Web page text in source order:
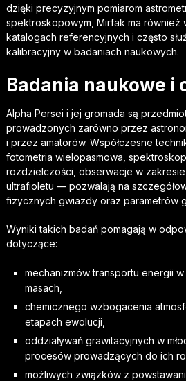
dzięki precyzyjnym pomiarom
spektroskopowym, Mirfak ma również
katalogach referencyjnych i często
kalibracyjny w badaniach naukowych.
Badania naukowe i
Alpha Persei i jej gromada są
prowadzonych zarówno przez
i przez amatorów. Współczesne
fotometria wielopasmowa,
rozdzielczości, obserwacje w
ultrafioletu — pozwalają na
fizycznych gwiazdy oraz parametrów
Wyniki takich badań pomagają w
dotyczące:
mechanizmów transportu energii
masach,
chemicznego wzbogacenia
etapach ewolucji,
oddziaływań grawitacyjnych w
procesów prowadzących do ich
możliwych związków z